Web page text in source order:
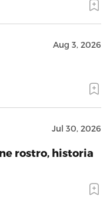
Aug 3, 2026
Jul 30, 2026
rostro, historia